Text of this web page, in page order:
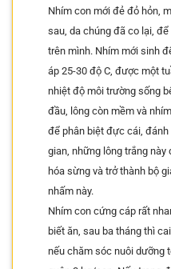
Nhím con mới đẻ đỏ hỏn,
sau, da chúng đã co lại,
trên mình. Nhím mới sinh
áp 25-30 độ C, được một
nhiệt độ môi trường sống
đầu, lông còn mềm và
để phân biệt đực cái, đánh
gian, những lông trắng này
hóa sừng và trở thành bộ
nhấm này.
Nhím con cứng cáp rất
biết ăn, sau ba tháng thì
nếu chăm sóc nuôi dưỡng